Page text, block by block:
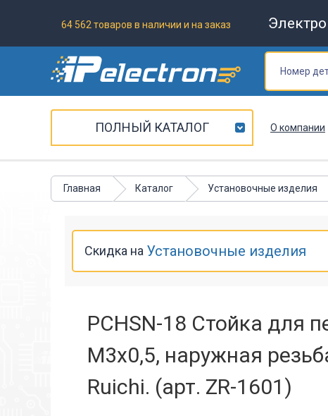
64 562 товаров в наличии и на заказ
ПОЛНЫЙ КАТАЛОГ О компании
Главная Каталог Установочные изделия
Скидка на Установочные изделия
PCHSN-18 Стойка для
М3х0,5, наружная
Ruichi. (арт. ZR-1601)